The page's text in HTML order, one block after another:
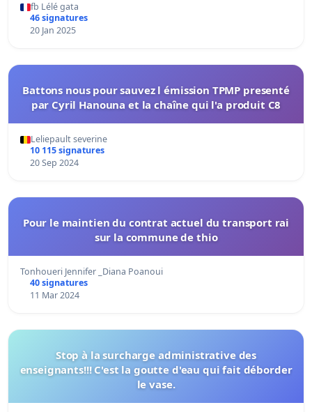
fb Lélé gata
46 signatures
20 Jan 2025
Battons nous pour sauvez l émission TPMP presenté
par Cyril Hanouna et la chaîne qui l'a produit C8
Leliepault severine
10 115 signatures
20 Sep 2024
Pour le maintien du contrat actuel du transport rai
sur la commune de thio
Tonhoueri Jennifer _Diana Poanoui
40 signatures
11 Mar 2024
Stop à la surcharge administrative des
enseignants!!! C'est la goutte d'eau qui fait déborder
le vase.